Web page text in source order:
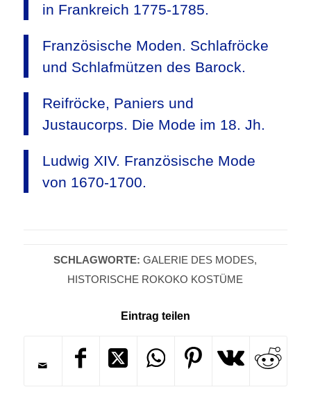
in Frankreich 1775-1785.
Französische Moden. Schlafröcke
und Schlafmützen des Barock.
Reifröcke, Paniers und
Justaucorps. Die Mode im 18. Jh.
Ludwig XIV. Französische Mode
von 1670-1700.
SCHLAGWORTE: GALERIE DES MODES,
HISTORISCHE ROKOKO KOSTÜME
Eintrag teilen